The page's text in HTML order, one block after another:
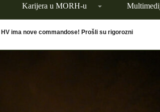
Karijera u MORH-u
HV ima nove commandose! Prošli su rigorozni